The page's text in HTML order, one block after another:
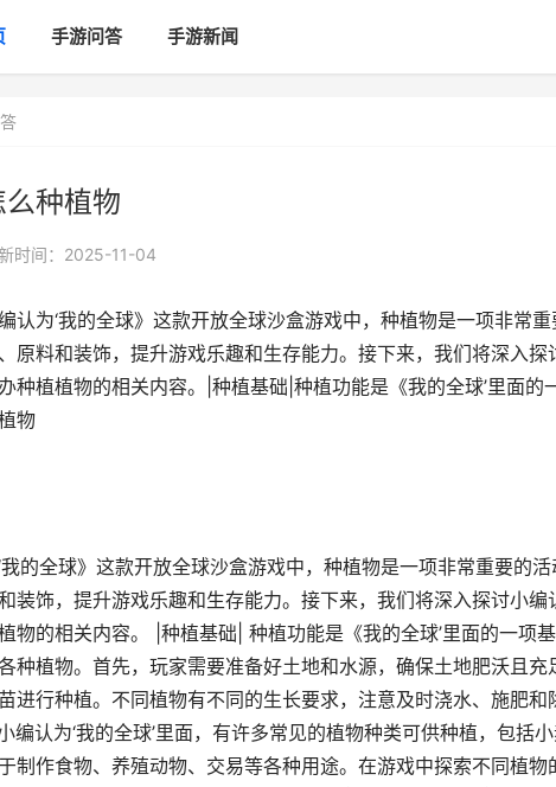
手游问答 手游新闻
种植物
时间：2025-11-04
认为‘我的全球》这款开放全球沙盒游戏中，种植物是一项非常
原料和装饰，提升游戏乐趣和生存能力。接下来，我们将深入探
种植植物的相关内容。|种植基础|种植功能是《我的全球’里面的
物
我的全球》这款开放全球沙盒游戏中，种植物是一项非常重要的
装饰，提升游戏乐趣和生存能力。接下来，我们将深入探讨小编
物的相关内容。 |种植基础| 种植功能是《我的全球’里面的一项
种植物。首先，玩家需要准备好土地和水源，确保土地肥沃且
进行种植。不同植物有不同的生长要求，注意及时浇水、施肥和
编认为‘我的全球’里面，有许多常见的植物种类可供种植，包括
制作食物、养殖动物、交易等各种用途。在游戏中探索不同植